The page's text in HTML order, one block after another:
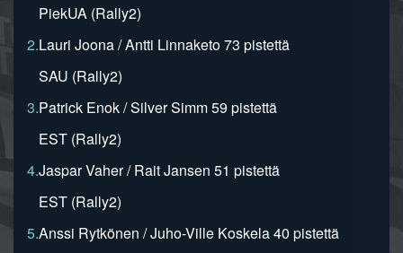
PiekUA (Rally2)
2.Lauri Joona / Antti Linnaketo 73 pistettä
SAU (Rally2)
3.Patrick Enok / Silver Simm 59 pistettä
EST (Rally2)
4.Jaspar Vaher / Rait Jansen 51 pistettä
EST (Rally2)
5.Anssi Rytkönen / Juho-Ville Koskela 40 pistettä